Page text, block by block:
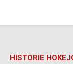
HISTORIE